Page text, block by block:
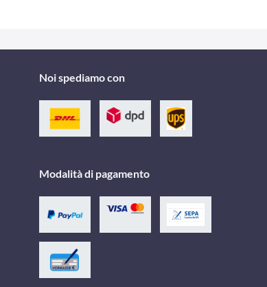
Noi spediamo con
Modalità di pagamento